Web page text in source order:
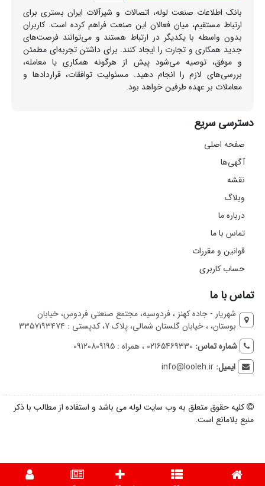
بانک اطلاعات صنعت لوله، اتصالات و شیرآلات ایران بستری برای
ارتباط مستقیم، میان فعالان این صنعت فراهم کرده است. کاربران
بدون واسطه با یکدیگر در ارتباط هستند و می‌توانند فرصت‌های
جدید همکاری و تجارت را ایجاد کنند. برای داشتن تجربه‌ای مطمئن
و موفق، توصیه می‌شود پیش از هرگونه همکاری یا معامله،
بررسی‌های لازم را انجام دهید. مسئولیت توافقات، قراردادها و
معاملات بر عهده طرفین خواهد بود.
دسترسی سریع
صفحه اصلی
آگهی‌ها
نقشه
وبلاگ
درباره ما
تماس با ما
قوانین و مقررات
حساب کاربری
تماس با ما
شهریار - جاده کهنز ، فردوسیه، مجتمع صنعتی فردوس، خیابان
بوستان، ، خیابان گلستان شمالی، پلاک 7، کدپستی : ۳۳۵۷۱۹۳۴۷۴
شماره تماس: 02165469330 ، همراه : 09120809195
ایمیل:info@looleh.ir
کلیه حقوق متعلق به وب سایت لوله می باشد و استفاده از مطالب با ذکر
منبع بلامانع است.